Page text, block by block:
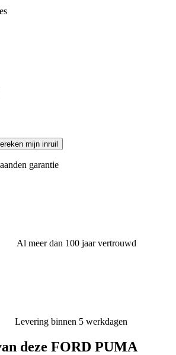
mijn inruil
garantie
Al meer dan 100 jaar vertrouwd
​​Levering binnen 5 werkdagen
deze FORD PUMA